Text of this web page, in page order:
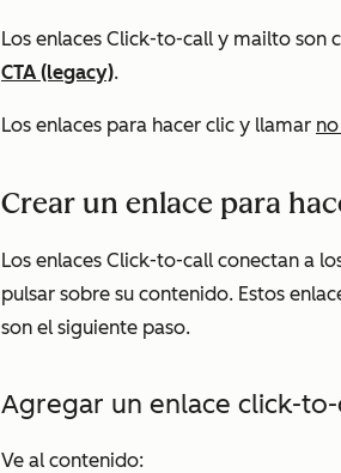
Los enlaces Click-to-call y mailto son
CTA (legacy).
Los enlaces para hacer clic y llamar
Crear un enlace para
Los enlaces Click-to-call conectan a
pulsar sobre su contenido. Estos
son el siguiente paso.
Agregar un enlace click-
Ve al contenido: